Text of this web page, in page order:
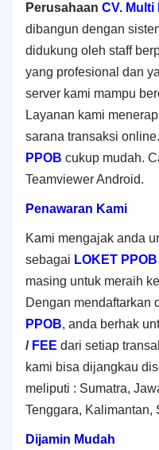
Perusahaan CV. Multi
dibangun dengan
didukung oleh staff
yang profesional dan
server kami mampu
Layanan kami
sarana transaksi
PPOB cukup mudah.
Teamviewer Android.
Penawaran Kami
Kami mengajak anda
sebagai LOKET PPOB
masing untuk meraih
Dengan mendaftarkan
PPOB, anda berhak
/ FEE dari setiap
kami bisa dijangkau
meliputi : Sumatra,
Tenggara, Kalimantan,
Dijamin Mudah